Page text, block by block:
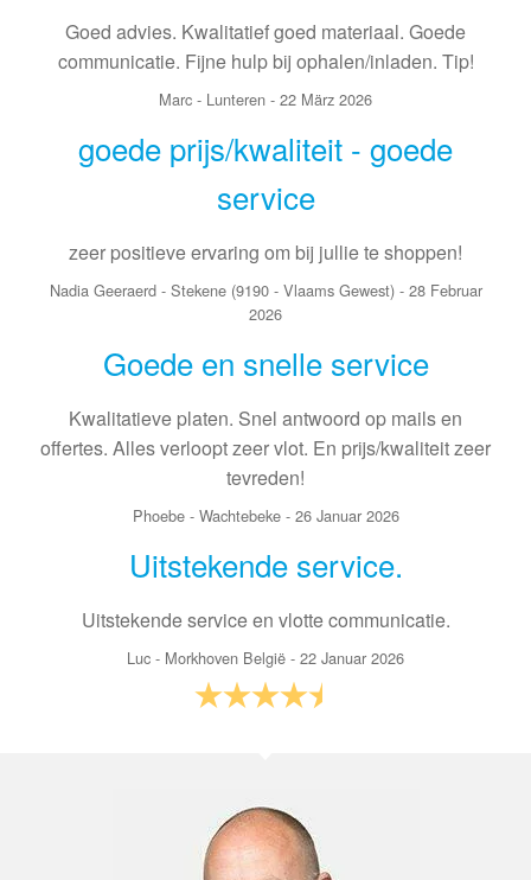
Goed advies. Kwalitatief goed materiaal. Goede
communicatie. Fijne hulp bij ophalen/inladen. Tip!
Marc - Lunteren - 22 März 2026
goede prijs/kwaliteit - goede
service
zeer positieve ervaring om bij jullie te shoppen!
Nadia Geeraerd - Stekene (9190 - Vlaams Gewest) - 28 Februar
2026
Goede en snelle service
Kwalitatieve platen. Snel antwoord op mails en
offertes. Alles verloopt zeer vlot. En prijs/kwaliteit zeer
tevreden!
Phoebe - Wachtebeke - 26 Januar 2026
Uitstekende service.
Uitstekende service en vlotte communicatie.
Luc - Morkhoven België - 22 Januar 2026